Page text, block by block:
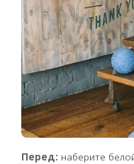
Перед: наберите